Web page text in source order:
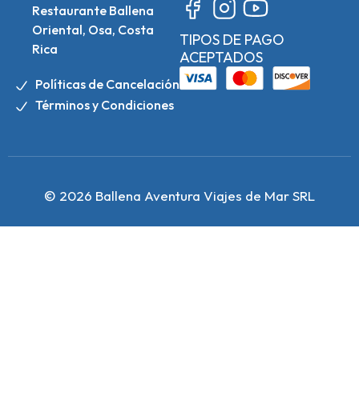
Restaurante Ballena
Oriental, Osa, Costa
Rica
Políticas de Cancelación
Términos y Condiciones
TIPOS DE PAGO
ACEPTADOS
© 2026 Ballena Aventura Viajes de Mar SRL